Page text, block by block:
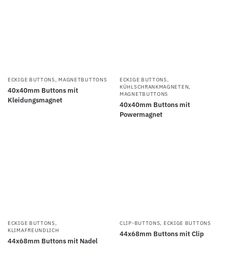
ECKIGE BUTTONS, MAGNETBUTTONS
40x40mm Buttons mit
Kleidungsmagnet
ECKIGE BUTTONS,
KÜHLSCHRANKMAGNETEN,
MAGNETBUTTONS
40x40mm Buttons mit
Powermagnet
ECKIGE BUTTONS,
KLIMAFREUNDLICH
44x68mm Buttons mit Nadel
CLIP-BUTTONS, ECKIGE BUTTONS
44x68mm Buttons mit Clip